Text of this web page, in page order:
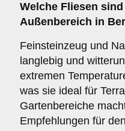
Welche Fliesen
Außenbereich in
Feinsteinzeug und
langlebig und
extremen
was sie ideal für
Gartenbereiche
Empfehlungen für